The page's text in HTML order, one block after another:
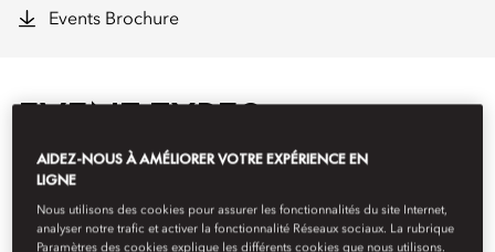
Events Brochure
EVENT TYPES
AIDEZ-NOUS À AMÉLIORER VOTRE EXPÉRIENCE EN
LIGNE
Nous utilisons des cookies pour assurer les fonctionnalités du site Internet,
analyser notre trafic et activer la fonctionnalité Réseaux sociaux. La rubrique
Paramètres des cookies explique les différents cookies que nous utilisons.